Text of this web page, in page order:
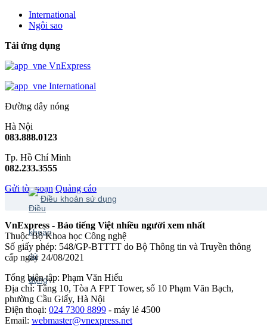
International
Ngôi sao
Tải ứng dụng
VnExpress
International
Đường dây nóng
Hà Nội
083.888.0123
Tp. Hồ Chí Minh
082.233.3555
Gửi tòa soạn Quảng cáo
Điều khoản sử dụng
VnExpress - Báo tiếng Việt nhiều người xem nhất
Thuộc Bộ Khoa học Công nghệ
Số giấy phép: 548/GP-BTTTT do Bộ Thông tin và Truyền thông
cấp ngày 24/08/2021
Tổng biên tập: Phạm Văn Hiếu
Địa chỉ: Tầng 10, Tòa A FPT Tower, số 10 Phạm Văn Bạch,
phường Cầu Giấy, Hà Nội
Điện thoại: 024 7300 8899 - máy lẻ 4500
Email: webmaster@vnexpress.net